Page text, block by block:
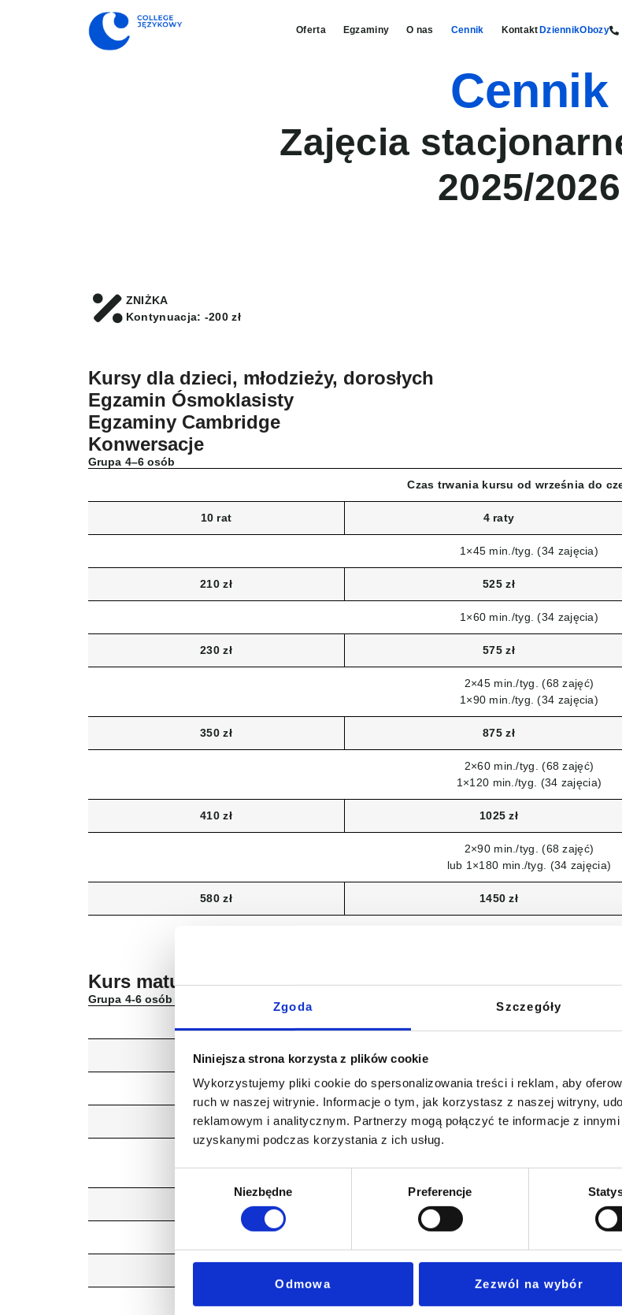
Zgoda Szczegóły
Niniejsza strona korzysta z plików cookie
Wykorzystujemy pliki cookie do spersonalizowania treści i reklam, aby
ruch w naszej witrynie. Informacje o tym, jak korzystasz z naszej witryny,
reklamowym i analitycznym. Partnerzy mogą połączyć te informacje z
uzyskanymi podczas korzystania z ich usług.
Niezbędne Preferencje
Odmowa Zezwól na wybór
Oferta Egzaminy O nas Cennik Kontakt DziennikObozy
Cennik
Zajęcia
2025/2026
ZNIŻKA
Kontynuacja: -200 zł
Kursy dla dzieci, młodzieży, dorosłych
Egzamin Ósmoklasisty
Egzaminy Cambridge
Konwersacje
Grupa 4–6 osób
Czas trwania kursu od września do
10 rat 4 raty
1×45 min./tyg. (34 zajęcia)
210 zł 525 zł
1×60 min./tyg. (34 zajęcia)
230 zł 575 zł
2×45 min./tyg. (68 zajęć)
1×90 min./tyg. (34 zajęcia)
350 zł 875 zł
2×60 min./tyg. (68 zajęć)
1×120 min./tyg. (34 zajęcia)
410 zł 1025 zł
2×90 min./tyg. (68 zajęć)
lub 1×180 min./tyg. (34 zajęcia)
580 zł 1450 zł
Kurs maturalny
Grupa 4-6 osób
10 rat
1×60 min./tyg. (30 zajęć)
228 zł 455 zł
1×90 min./tyg. (30 zajęć)
2×90 min./tyg. (60 zajęć)